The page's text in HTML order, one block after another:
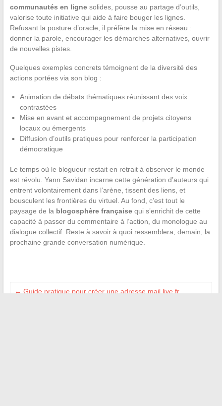
communautés en lignesolides, pousse au partage d’outils,
valorise toute initiative qui aide à faire bouger les lignes.
Refusant la posture d’oracle, il préfère la mise en réseau :
donner la parole, encourager les démarches alternatives, ouvrir
de nouvelles pistes.
Quelques exemples concrets témoignent de la diversité des
actions portées via son blog :
Animation de débats thématiques réunissant des voix
contrastées
Mise en avant et accompagnement de projets citoyens
locaux ou émergents
Diffusion d’outils pratiques pour renforcer la participation
démocratique
Le temps où le blogueur restait en retrait à observer le monde
est révolu. Yann Savidan incarne cette génération d’auteurs qui
entrent volontairement dans l’arène, tissent des liens, et
bousculent les frontières du virtuel. Au fond, c’est tout le
paysage de la blogosphère françaisequi s’enrichit de cette
capacité à passer du commentaire à l’action, du monologue au
dialogue collectif. Reste à savoir à quoi ressemblera, demain, la
prochaine grande conversation numérique.
← Guide pratique pour créer une adresse mail live.fr